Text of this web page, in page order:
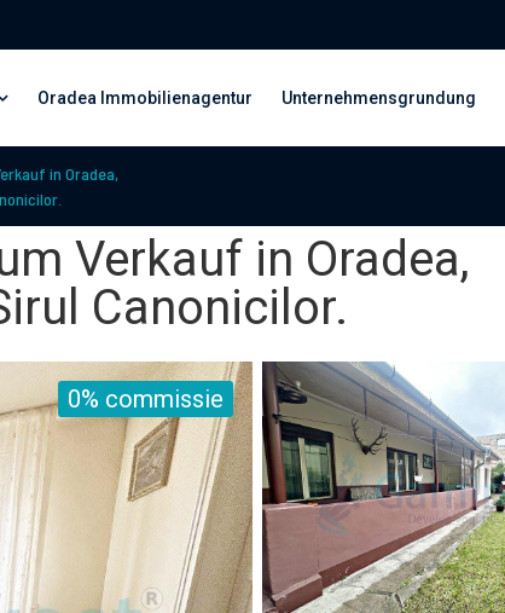
Oradea Immobilienagentur Unternehmensgrundung
in Oradea,
Verkauf in Oradea,
Canonicilor.
0% commissie